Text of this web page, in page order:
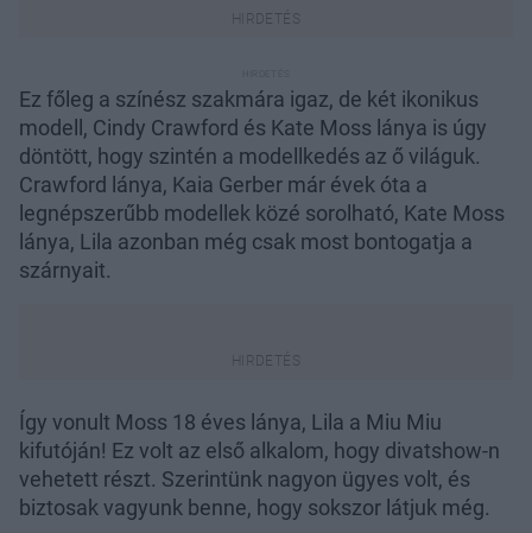
Ez főleg a színész szakmára igaz, de két ikonikus
modell, Cindy Crawford és Kate Moss lánya is úgy
döntött, hogy szintén a modellkedés az ő világuk.
Crawford lánya, Kaia Gerber már évek óta a
legnépszerűbb modellek közé sorolható, Kate Moss
lánya, Lila azonban még csak most bontogatja a
szárnyait.
Így vonult Moss 18 éves lánya, Lila a Miu Miu
kifutóján! Ez volt az első alkalom, hogy divatshow-n
vehetett részt. Szerintünk nagyon ügyes volt, és
biztosak vagyunk benne, hogy sokszor látjuk még.